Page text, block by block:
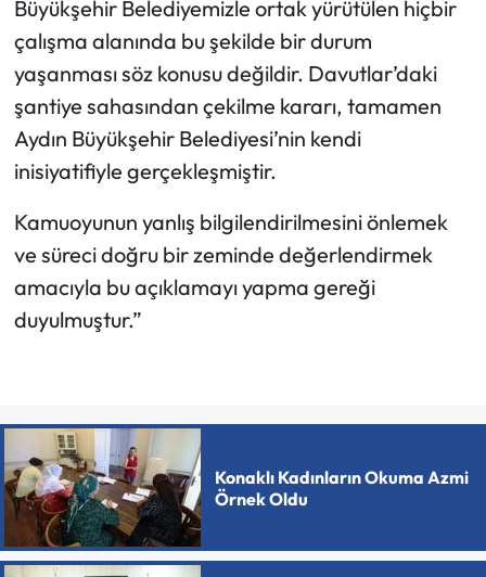
Büyükşehir Belediyemizle ortak yürütülen hiçbir
çalışma alanında bu şekilde bir durum
yaşanması söz konusu değildir. Davutlar’daki
şantiye sahasından çekilme kararı, tamamen
Aydın Büyükşehir Belediyesi’nin kendi
inisiyatifiyle gerçekleşmiştir.
Kamuoyunun yanlış bilgilendirilmesini önlemek
ve süreci doğru bir zeminde değerlendirmek
amacıyla bu açıklamayı yapma gereği
duyulmuştur.”
Konaklı Kadınların Okuma Azmi
Örnek Oldu